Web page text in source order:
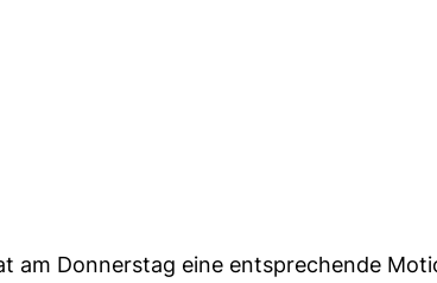
am Donnerstag eine entsprechende